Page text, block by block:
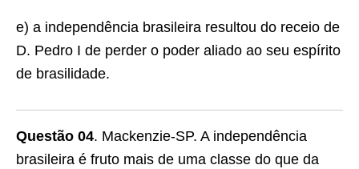
e) a independência brasileira resultou do receio de
D. Pedro I de perder o poder aliado ao seu espírito
de brasilidade.
Questão 04. Mackenzie-SP. A independência
brasileira é fruto mais de uma classe do que da